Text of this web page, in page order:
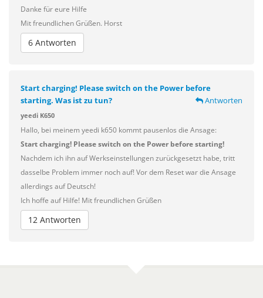
Danke für eure Hilfe
Mit freundlichen Grüßen. Horst
6 Antworten
Start charging! Please switch on the Power before
starting. Was ist zu tun?
Antworten
yeedi K650
Hallo, bei meinem yeedi k650 kommt pausenlos die Ansage:
Start charging! Please switch on the Power before starting!
Nachdem ich ihn auf Werkseinstellungen zurückgesetzt habe, tritt
dasselbe Problem immer noch auf! Vor dem Reset war die Ansage
allerdings auf Deutsch!
Ich hoffe auf Hilfe! Mit freundlichen Grüßen
12 Antworten